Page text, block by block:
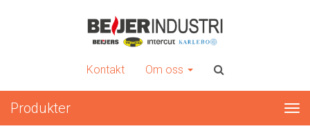
INTERCUT
Er kompletta leverantör av plåtbearbetningsmaskiner
Kontakt Om oss
Produkter